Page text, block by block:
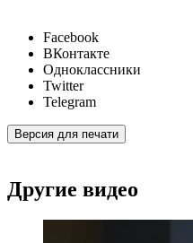
Facebook
ВКонтакте
Одноклассники
Twitter
Telegram
Версия для печати
Другие видео